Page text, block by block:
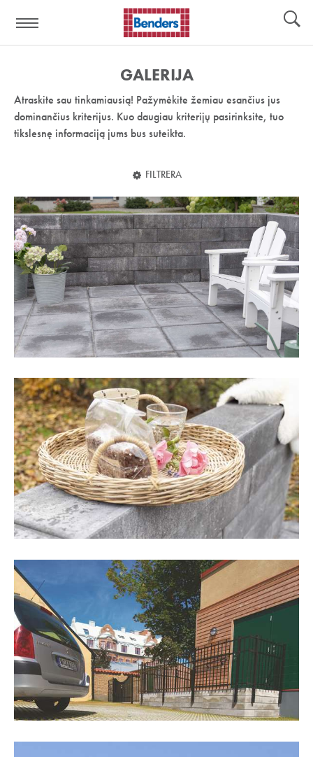
nuoroda:
GALERIJA
Atraskite sau tinkamiausią! Pažymėkite žemiau esančius jus
dominančius kriterijus. Kuo daugiau kriterijų pasirinksite, tuo
tikslesnę informaciją jums bus suteikta.
FILTRERA